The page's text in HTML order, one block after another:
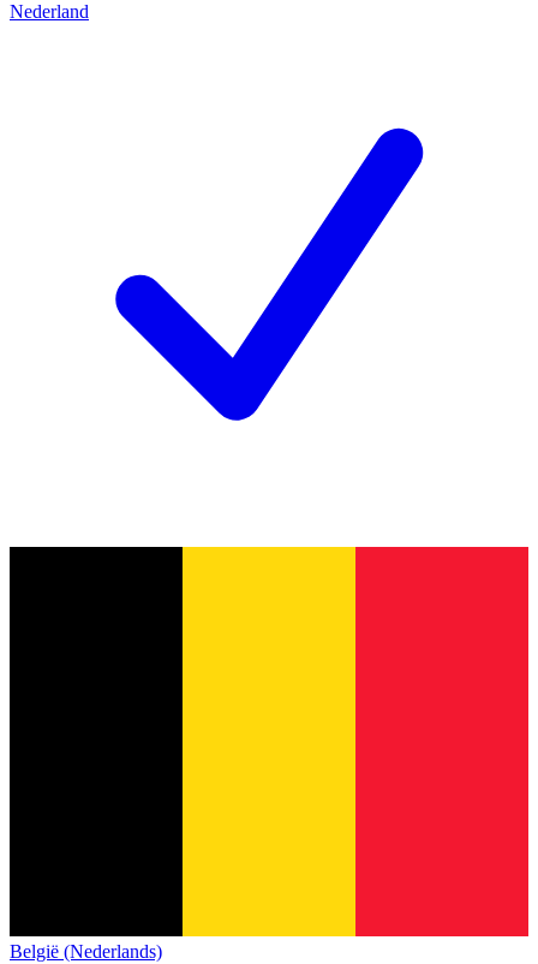
Nederland
België (Nederlands)